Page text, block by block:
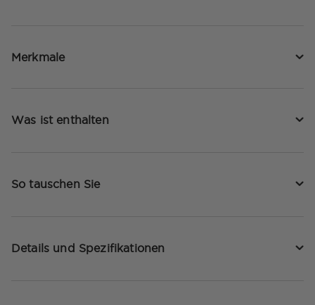
Merkmale
Was ist enthalten
So tauschen Sie
Details und Spezifikationen